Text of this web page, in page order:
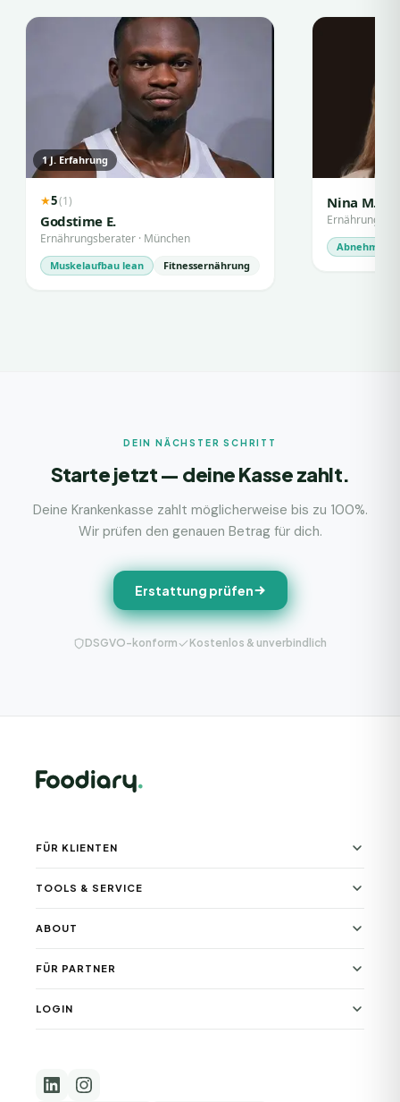
1J. Erfahrung
★5(1)
Godstime E.
Ernährungsberater · München
Muskelaufbau lean Fitnessernährung
Nina M.
Abnehmen
DEIN NÄCHSTER SCHRITT
Starte jetzt — deine Kasse zahlt.
Deine Krankenkasse zahlt möglicherweise bis zu 100%.
Wir prüfen den genauen Betrag für dich.
Erstattung prüfen
DSGVO-konform Kostenlos & unverbindlich
FÜR KLIENTEN
TOOLS & SERVICE
ABOUT
FÜR PARTNER
LOGIN